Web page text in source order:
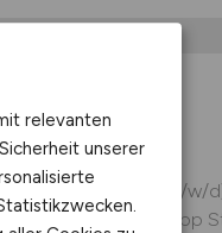
für
w/d)
Arbeitsmedizin (m/w/
- thyssenkrupp
relevanten
unserer